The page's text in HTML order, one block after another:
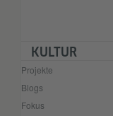
KULTUR
Projekte
Blogs
Fokus